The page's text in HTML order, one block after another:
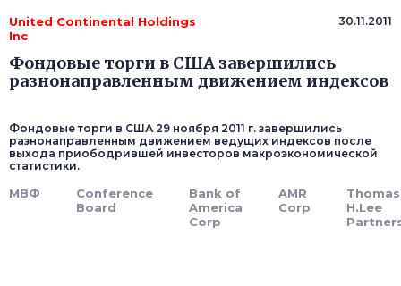
United Continental Holdings
Inc
30.11.2011
Фондовые торги в США завершились
разнонаправленным движением индексов
Фондовые торги в США 29 ноября 2011 г. завершились
разнонаправленным движением ведущих индексов после
выхода приободрившей инвесторов макроэкономической
статистики.
МВФ
Conference
Board
Bank of
America
Corp
AMR
Corp
Thomas
H.Lee